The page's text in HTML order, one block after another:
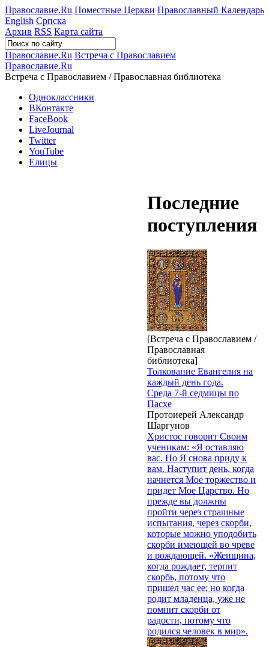
Православие.Ru Поместные Церкви Православный Календарь
English Српска
Архив RSS Карта сайта
Православие.Ru Встреча с Православием
Православие.Ru
Встреча с Православием / Православная библиотека
Одноклассники
ВКонтакте
FaceBook
LiveJournal
Twitter
YouTube
Елицы
Последние
поступления
[Встреча с Православием /
Православная
библиотека]
Толкование Евангелия на
каждый день года.
Среда 7-й седмицы по
Пасхе
Протоиерей Александр
Шаргунов
Христос говорит Своим
ученикам: «Я оставляю
вас. Но Я снова приду к
вам. Наступит день, когда
начнется Мое торжество и
придет Мое Царство. Но
прежде вы должны
пройти через страшные
испытания, через скорби,
которые можно уподобить
скорби имеющей во чреве
и рождающей. «Женщина,
когда рождает, терпит
скорбь, потому что
пришел час ее; но когда
родит младенца, уже не
помнит скорби от
радости, потому что
родился человек в мир».